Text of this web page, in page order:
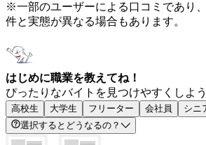
※一部のユーザーによる口コミであり
件と実態が異なる場合もあります。
はじめに職業を教えてね！
ぴったりなバイトを見つけやすくしよう
高校生 大学生 フリーター 会社員 シニ
選択するとどうなるの？